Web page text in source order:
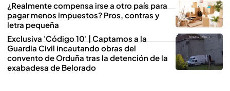
¿Realmente compensa irse a otro país para
pagar menos impuestos? Pros, contras y
letra pequeña
Exclusiva 'Código 10' | Captamos a la
Guardia Civil incautando obras del
convento de Orduña tras la detención de la
exabadesa de Belorado